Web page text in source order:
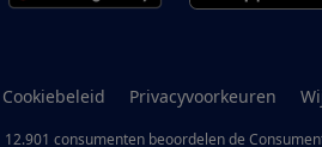
Cookiebeleid Privacyvoorkeuren
12.901 consumenten beoordelen de